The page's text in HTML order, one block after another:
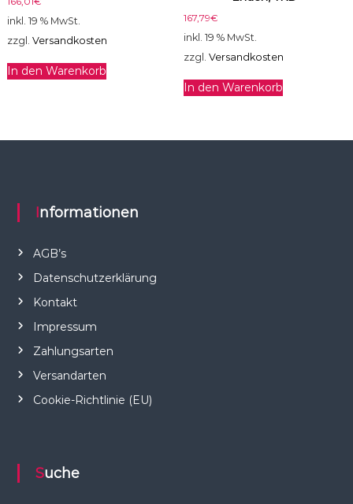
inkl. 19 % MwSt.
zzgl. Versandkosten
In den Warenkorb
167,79€
inkl. 19 % MwSt.
zzgl. Versandkosten
In den Warenkorb
Informationen
AGB’s
Datenschutzerklärung
Kontakt
Impressum
Zahlungsarten
Versandarten
Cookie-Richtlinie (EU)
Suche